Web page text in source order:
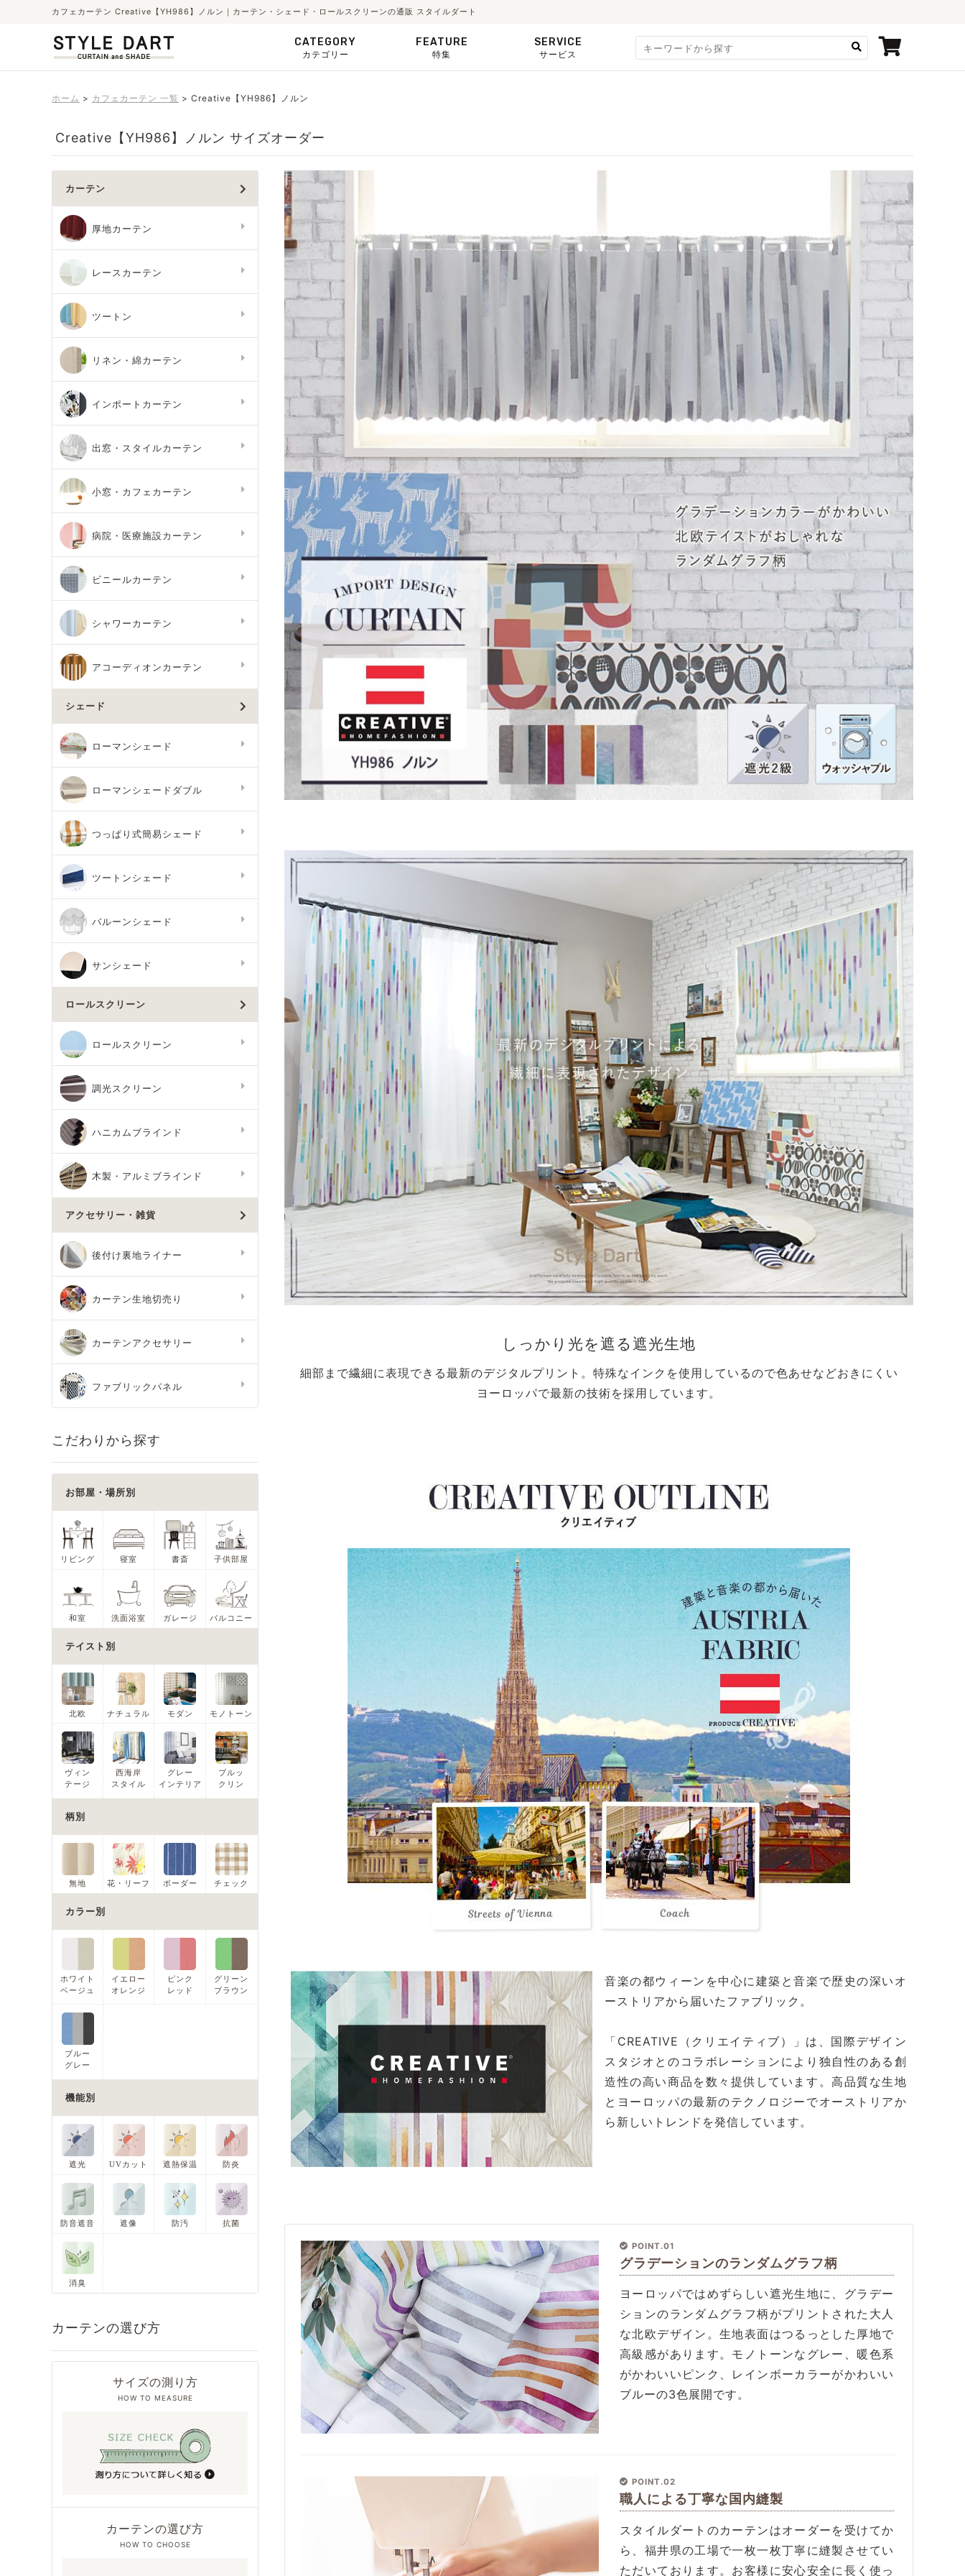
カフェカーテン Creative【YH986】ノルン｜カーテン・シェード・ロールスクリーンの通販 スタイルダート
CATEGORY
カテゴリー
FEATURE
特集
SERVICE
サービス
ホーム カフェカーテン 一覧 Creative【YH986】ノルン
Creative【YH986】ノルン サイズオーダー
しっかり光を遮る遮光生地
細部まで繊細に表現できる最新のデジタルプリント。特殊なインクを使用しているので色あせなどおきにくい
ヨーロッパで最新の技術を採用しています。
音楽の都ウィーンを中心に建築と音楽で歴史の深いオ
ーストリアから届いたファブリック。
「CREATIVE（クリエイティブ）」は、国際デザイン
スタジオとのコラボレーションにより独自性のある創
造性の高い商品を数々提供しています。高品質な生地
とヨーロッパの最新のテクノロジーでオーストリアか
ら新しいトレンドを発信しています。
POINT.01
グラデーションのランダムグラフ柄
ヨーロッパではめずらしい遮光生地に、グラデー
ションのランダムグラフ柄がプリントされた大人
な北欧デザイン。生地表面はつるっとした厚地で
高級感があります。モノトーンなグレー、暖色系
がかわいいピンク、レインボーカラーがかわいい
ブルーの3色展開です。
POINT.02
職人による丁寧な国内縫製
スタイルダートのカーテンはオーダーを受けてか
ら、福井県の工場で一枚一枚丁寧に縫製させてい
ただいております。お客様に安心安全に長く使っ
カーテン
厚地カーテン
レースカーテン
ツートン
リネン・綿カーテン
インポートカーテン
出窓・スタイルカーテン
小窓・カフェカーテン
病院・医療施設カーテン
ビニールカーテン
シャワーカーテン
アコーディオンカーテン
シェード
ローマンシェード
ローマンシェードダブル
つっぱり式簡易シェード
ツートンシェード
バルーンシェード
サンシェード
ロールスクリーン
ロールスクリーン
調光スクリーン
ハニカムブラインド
木製・アルミブラインド
アクセサリー・雑貨
後付け裏地ライナー
カーテン生地切売り
カーテンアクセサリー
ファブリックパネル
こだわりから探す
お部屋・場所別
リビング 寝室 書斎 子供部屋
和室 洗面浴室 ガレージ バルコニー
テイスト別
北欧 ナチュラル モダン モノトーン
ヴィン
テージ
西海岸
スタイル
グレー
インテリア
ブルッ
クリン
柄別
無地 花・リーフ ボーダー チェック
カラー別
ホワイト
ベージュ
イエロー
オレンジ
ピンク
レッド
グリーン
ブラウン
ブルー
グレー
機能別
遮光 UVカット 遮熱保温 防炎
防音遮音 遮像 防汚 抗菌
消臭
カーテンの選び方
サイズの測り方
HOW TO MEASURE
カーテンの選び方
HOW TO CHOOSE